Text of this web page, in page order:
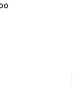
Price